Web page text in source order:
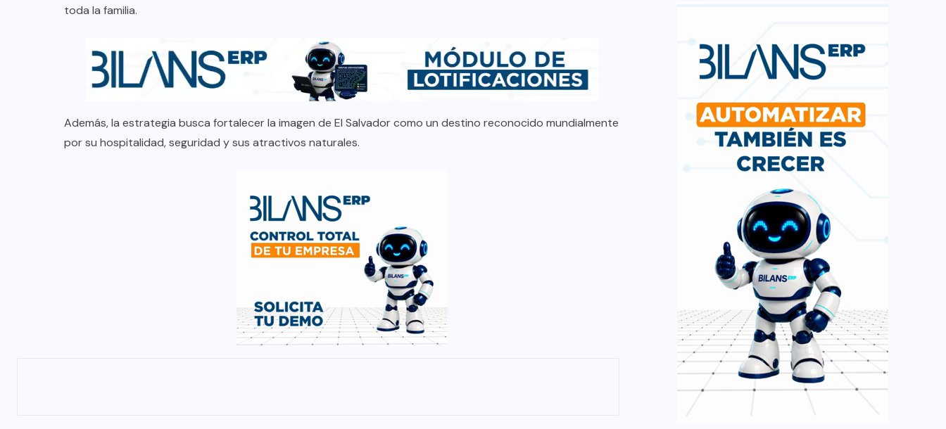
toda la familia.
Además, la estrategia busca fortalecer la imagen de El Salvador como un destino reconocido mundialmente
por su hospitalidad, seguridad y sus atractivos naturales.